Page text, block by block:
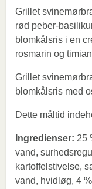
Grillet
rød peber-
blomkålsris i en
rosmarin og
Grillet
blomkålsris med
Dette måltid
Ingredienser: 25
vand,
kartoffelstivelse,
vand, hvidløg, 4